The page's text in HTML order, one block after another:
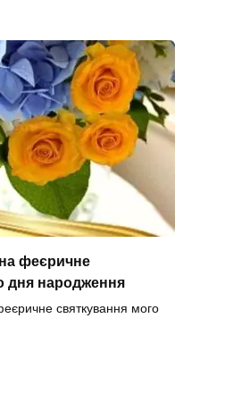
феєричне
дня народження
святкування мого